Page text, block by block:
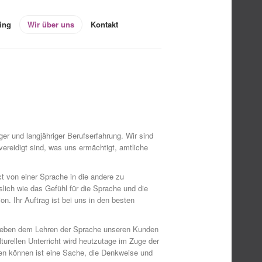
Wir über uns Kontakt
und langjähriger Berufserfahrung. Wir sind
sind, was uns ermächtigt, amtliche
von einer Sprache in die andere zu
wie das Gefühl für die Sprache und die
Ihr Auftrag ist bei uns in den besten
dem Lehren der Sprache unseren Kunden
Unterricht wird heutzutage im Zuge der
können ist eine Sache, die Denkweise und